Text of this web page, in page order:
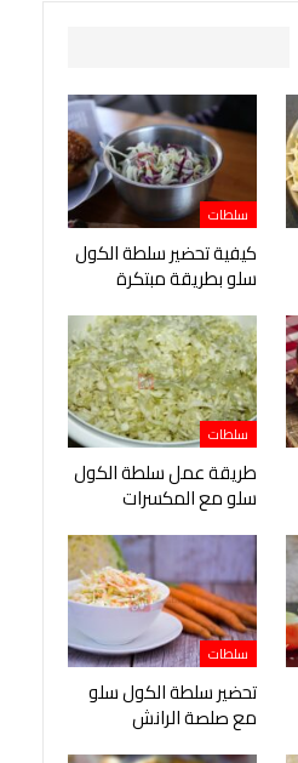
سلطات
كيفية تحضير سلطة الكول
سلو بطريقة مبتكرة
سلطات
طريقة عمل سلطة الكول
سلو مع المكسرات
سلطات
تحضير سلطة الكول سلو
مع صلصة الرانش